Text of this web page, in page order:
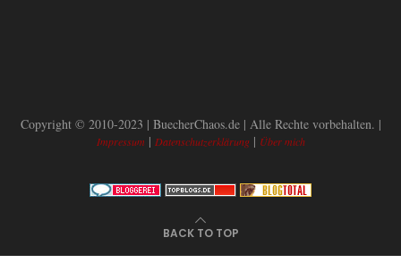
Copyright © 2010-2023 | BuecherChaos.de | Alle Rechte vorbehalten. |
Impressum | Datenschutzerklärung| Über mich
BACK TO TOP